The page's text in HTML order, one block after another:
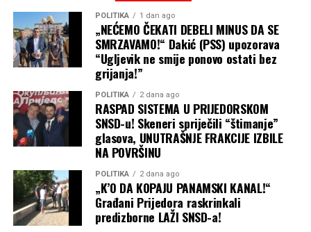
“Ovo će biti slobodna kuća
za sve građane Laktaša,
Trna, Jablana, Glamočana,
Slatine, Aleksandrovca.
Dobrodošli su svi ljudi
dobre volje i dobrih ideja
koji žele razvoj naše
zajednice”, istakao je
Bundalo.
POLITIKA 1 dan ago
„NEĆEMO ČEKATI DEBELI MINUS DA SE
SMRZAVAMO!“ Dakić (PSS) upozorava
“Ugljevik ne smije ponovo ostati bez
grijanja!”
POLITIKA 2 dana ago
RASPAD SISTEMA U PRIJEDORSKOM
SNSD-u! Skeneri spriječili “štimanje”
glasova, UNUTRAŠNJE FRAKCIJE IZBILE
NA POVRŠINU
POLITIKA 2 dana ago
„K’O DA KOPAJU PANAMSKI KANAL!“
Građani Prijedora raskrinkali
predizborne LAŽI SNSD-a!